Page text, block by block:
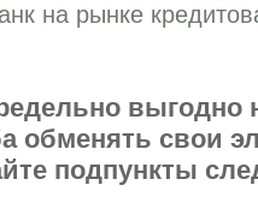
на рынке
выгодно
обменять свои
подпункты